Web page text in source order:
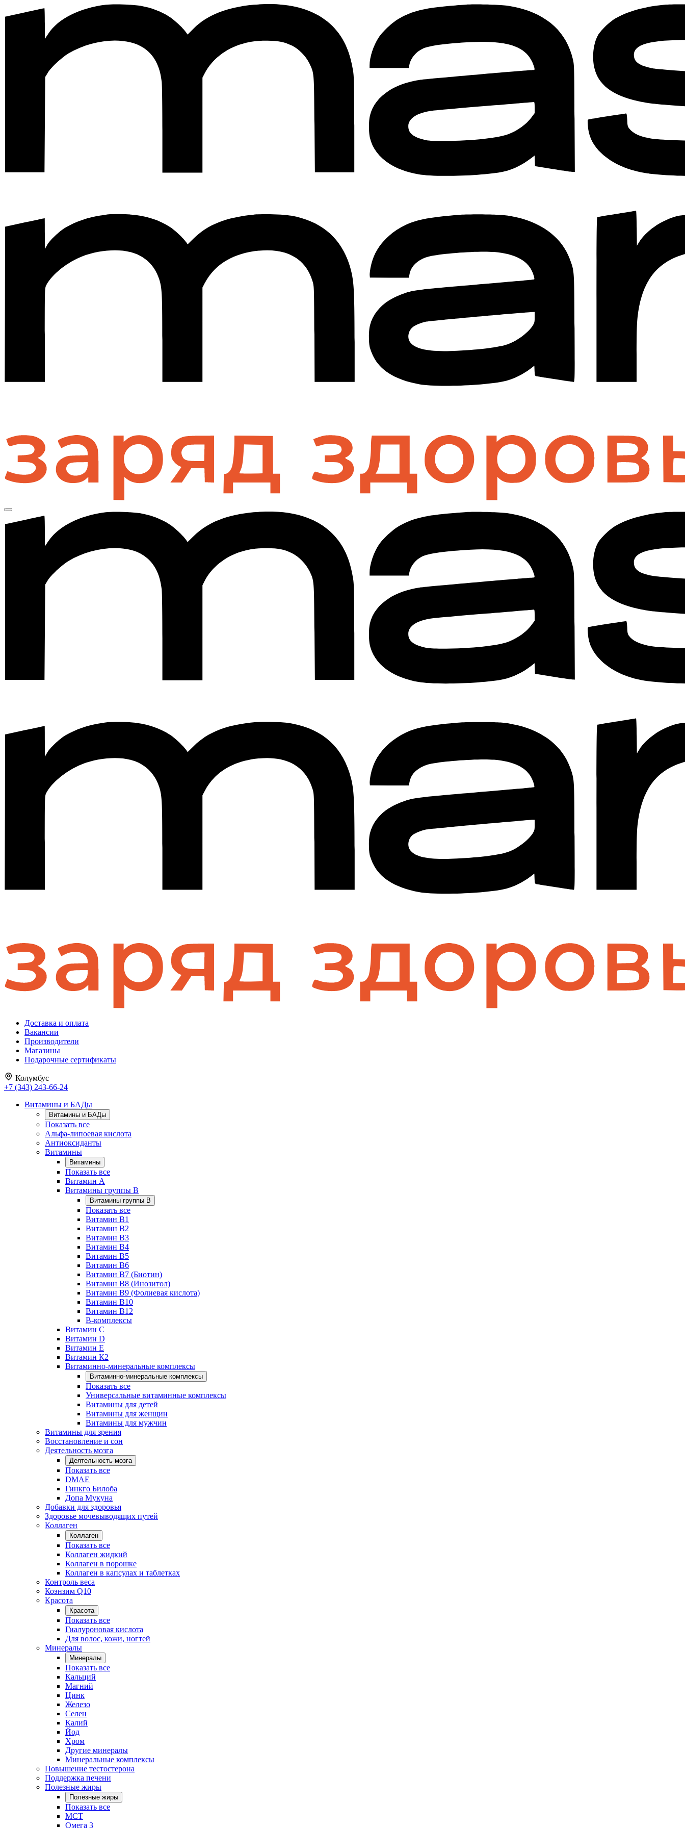
Доставка и оплата
Вакансии
Производители
Магазины
Подарочные сертификаты
Колумбус
+7 (343) 243-66-24
Витамины и БАДы
Витамины и БАДы
Показать все
Альфа-липоевая кислота
Антиоксиданты
Витамины
Витамины
Показать все
Витамин A
Витамины группы B
Витамины группы B
Показать все
Витамин B1
Витамин B2
Витамин B3
Витамин B4
Витамин B5
Витамин B6
Витамин B7 (Биотин)
Витамин B8 (Инозитол)
Витамин B9 (Фолиевая кислота)
Витамин B10
Витамин B12
B-комплексы
Витамин C
Витамин D
Витамин E
Витамин К2
Витаминно-минеральные комплексы
Витаминно-минеральные комплексы
Показать все
Универсальные витаминные комплексы
Витамины для детей
Витамины для женщин
Витамины для мужчин
Витамины для зрения
Восстановление и сон
Деятельность мозга
Деятельность мозга
Показать все
DMAE
Гинкго Билоба
Допа Мукуна
Добавки для здоровья
Здоровье мочевыводящих путей
Коллаген
Коллаген
Показать все
Коллаген жидкий
Коллаген в порошке
Коллаген в капсулах и таблетках
Контроль веса
Коэнзим Q10
Красота
Красота
Показать все
Гиалуроновая кислота
Для волос, кожи, ногтей
Минералы
Минералы
Показать все
Кальций
Магний
Цинк
Железо
Селен
Калий
Йод
Хром
Другие минералы
Минеральные комплексы
Повышение тестостерона
Поддержка печени
Полезные жиры
Полезные жиры
Показать все
MCT
Омега 3